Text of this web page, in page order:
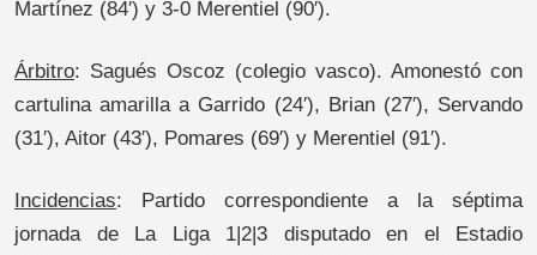
Martínez (84′) y 3-0 Merentiel (90′).
Árbitro: Sagués Oscoz (colegio vasco). Amonestó con
cartulina amarilla a Garrido (24′), Brian (27′), Servando
(31′), Aitor (43′), Pomares (69′) y Merentiel (91′).
Incidencias: Partido correspondiente a la séptima
jornada de La Liga 1|2|3 disputado en el Estadio